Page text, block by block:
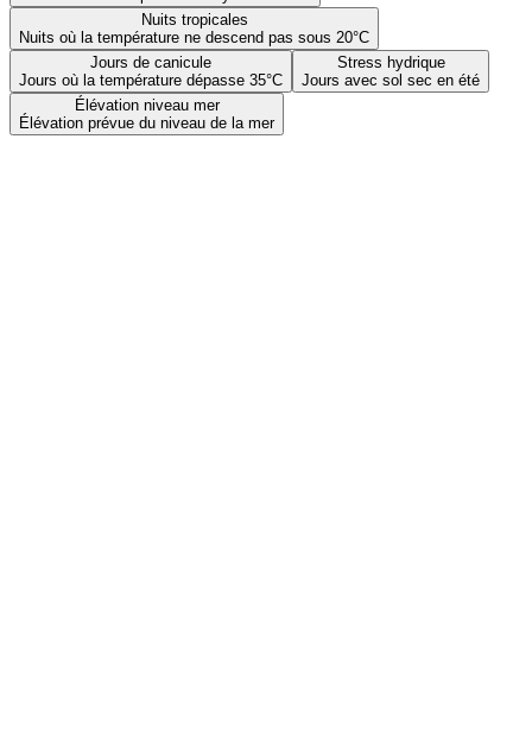
Nuits tropicales
Nuits où la température ne descend pas sous 20°C
Jours de canicule
Jours où la température dépasse 35°C
Stress hydrique
Jours avec sol sec en été
Élévation niveau mer
Élévation prévue du niveau de la mer